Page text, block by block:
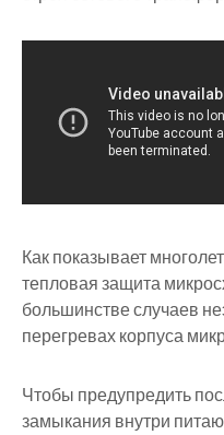
Как показывает
тепловая защита
большинстве случаев
перегревах корпуса
Чтобы предупредить
замыкания внутри